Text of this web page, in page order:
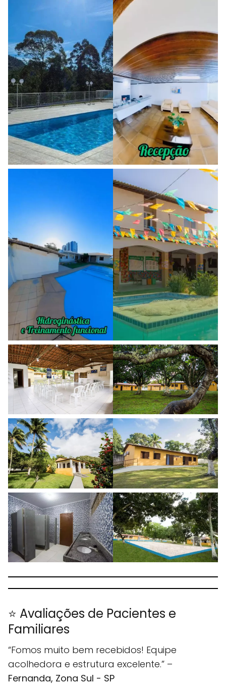
⭐ Avaliações de Pacientes e
Familiares
“Fomos muito bem recebidos! Equipe
acolhedora e estrutura excelente.” –
Fernanda, Zona Sul - SP